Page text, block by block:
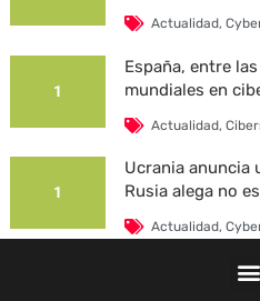
Actualidad,
1
España, entre
mundiales en
Actualidad,
1
Ucrania anuncia
Rusia alega no
Actualidad,
La Universidad